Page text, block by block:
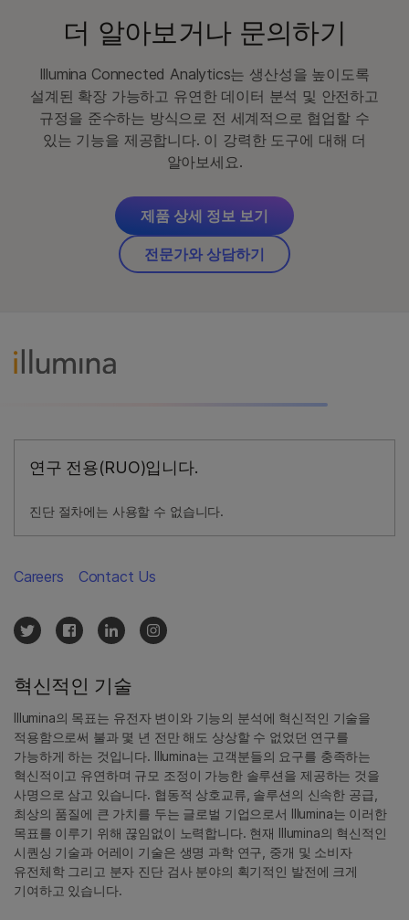
더 알아보거나 문의하기
Illumina Connected Analytics는 생산성을 높이도록
설계된 확장 가능하고 유연한 데이터 분석 및 안전하고
규정을 준수하는 방식으로 전 세계적으로 협업할 수
있는 기능을 제공합니다. 이 강력한 도구에 대해 더
알아보세요.
제품 상세 정보 보기
전문가와 상담하기
연구 전용(RUO)입니다.
진단 절차에는 사용할 수 없습니다.
혁신적인 기술
Illumina의 목표는 유전자 변이와 기능의 분석에 혁신적인 기술을
적용함으로써 불과 몇 년 전만 해도 상상할 수 없었던 연구를
가능하게 하는 것입니다. Illumina는 고객분들의 요구를 충족하는
혁신적이고 유연하며 규모 조정이 가능한 솔루션을 제공하는 것을
사명으로 삼고 있습니다. 협동적 상호교류, 솔루션의 신속한 공급,
최상의 품질에 큰 가치를 두는 글로벌 기업으로서 Illumina는 이러한
목표를 이루기 위해 끊임없이 노력합니다. 현재 Illumina의 혁신적인
시퀀싱 기술과 어레이 기술은 생명 과학 연구, 중개 및 소비자
유전체학 그리고 분자 진단 검사 분야의 획기적인 발전에 크게
기여하고 있습니다.
Careers Contact Us